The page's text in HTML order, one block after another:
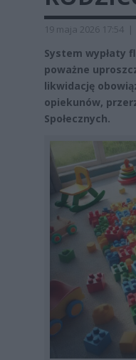
19 maja 2026 17:54 |
System wypłaty
poważne
likwidację
opiekunów,
Społecznych.